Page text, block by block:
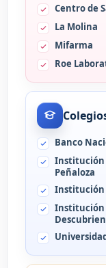
Centro de
La Molina
Mifarma
Roe
Banco
Institución
Peñaloza
Institución
Institución